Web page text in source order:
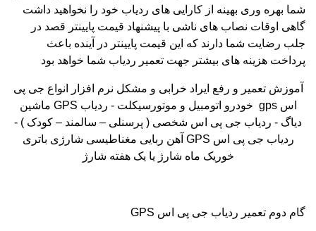
شما بهره وری بهینه از کارایی های ردیاب خود را نخواهید داشت
گاهی اوقات نصاب های ناشی با پیشنهاد قیمت پایینتر قصد در
جلب رضایت شما دارند که این قیمت پایینتر در آینده باعث
پرداخت هزینه های بیشتر جهت تعمیر ردیاب شما خواهد بود
آموزش تعمیر و رفع ایراد خرابی و مشکل نرم افزار انواع جی پی
اسgps خودرو اتومبیل و موتورسیکلت - ردیاب GPS ماشین
دیاگ - ردیاب جی پی اس شخصی ( پرسنلی – سالمند – کودک ) -
ردیاب جی پی اس GPS آهن ربایی مغناطیسی شارژی باتری
خوریک ماه شارژ یا یک هفته شارژ
گام دوم تعمیر ردیاب جی پی اس GPS